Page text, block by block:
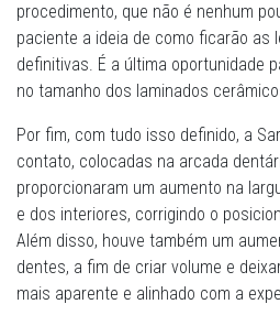
procedimento, que não é nenhum
paciente a ideia de como ficarão as
definitivas. É a última oportunidade
no tamanho dos laminados
Por fim, com tudo isso definido, a
contato, colocadas na arcada
proporcionaram um aumento na
e dos interiores, corrigindo o
Além disso, houve também um
dentes, a fim de criar volume e
mais aparente e alinhado com a